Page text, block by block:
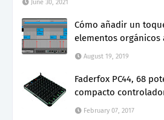
June 30, 2021
Cómo añadir un
elementos orgánicos
August 19, 2019
Faderfox PC44, 68
compacto
February 07, 2017